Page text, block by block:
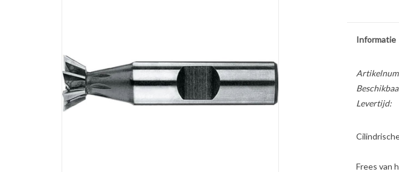
Informatie
Levertijd:
Frees van